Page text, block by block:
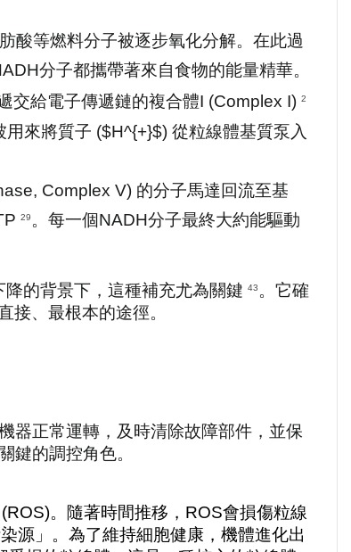
酸等燃料分子被逐步氧化分解。在此過
分子都攜帶著來自食物的能量精華。
交給電子傳遞鏈的複合體I (Complex I) 2
來將質子 ($H^{+}$) 從粒線體基質泵入
Complex V) 的分子馬達回流至基
29 。每一個NADH分子最終大約能驅動
的背景下，這種補充尤為關鍵 43 。它確
接、最根本的途徑。
器正常運轉，及時清除故障部件，並保
鍵的調控角色。
。隨著時間推移，ROS會損傷粒線
源」。為了維持細胞健康，機體進化出